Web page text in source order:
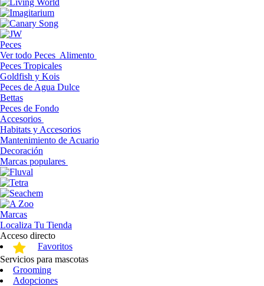
Peces
Ver todo Peces Alimento
Peces Tropicales
Goldfish y Kois
Peces de Agua Dulce
Bettas
Peces de Fondo
Accesorios
Habitats y Accesorios
Mantenimiento de Acuario
Decoración
Marcas populares
Marcas
Localiza Tu Tienda
Acceso directo
Favoritos
Servicios para mascotas
Grooming
Adopciones